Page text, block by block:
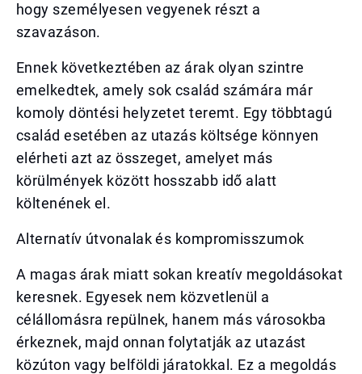
hogy személyesen vegyenek részt a
szavazáson.
Ennek következtében az árak olyan szintre
emelkedtek, amely sok család számára már
komoly döntési helyzetet teremt. Egy többtagú
család esetében az utazás költsége könnyen
elérheti azt az összeget, amelyet más
körülmények között hosszabb idő alatt
költenének el.
Alternatív útvonalak és kompromisszumok
A magas árak miatt sokan kreatív megoldásokat
keresnek. Egyesek nem közvetlenül a
célállomásra repülnek, hanem más városokba
érkeznek, majd onnan folytatják az utazást
közúton vagy belföldi járatokkal. Ez a megoldás